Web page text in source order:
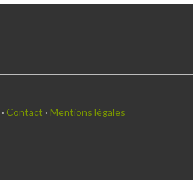
· Contact · Mentions légales